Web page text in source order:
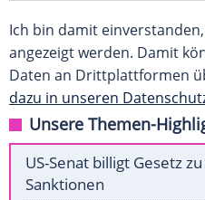
Ich bin damit
angezeigt werden. Damit
Daten an Drittplattformen
dazu in unseren
Unsere Themen-
US-Senat billigt Gesetz
Sanktionen